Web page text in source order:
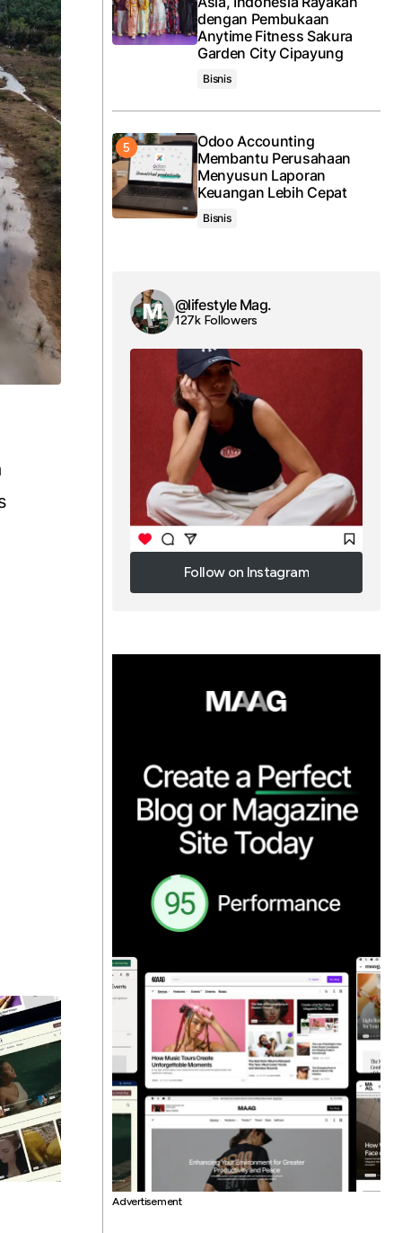
dengan Pembukaan
Anytime Fitness Sakura
Garden City Cipayung
Bisnis
Odoo Accounting
Membantu Perusahaan
Menyusun Laporan
Keuangan Lebih Cepat
Bisnis
@lifestyle Mag.
127k Followers
Follow on Instagram
Follow on Instagram
Advertisement